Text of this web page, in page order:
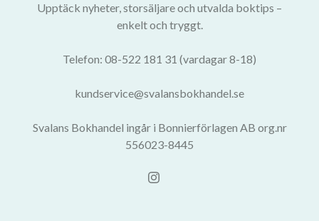
Upptäck nyheter, storsäljare och utvalda boktips –
enkelt och tryggt.
Telefon: 08-522 181 31 (vardagar 8-18)
kundservice@svalansbokhandel.se
Svalans Bokhandel ingår i Bonnierförlagen AB org.nr
556023-8445